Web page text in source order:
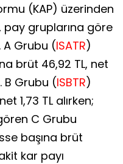
(KAP) üzerinden
gruplarına göre
Grubu (ISATR)
brüt 46,92 TL, net
B Grubu (ISBTR)
1,73 TL alırken;
C Grubu
başına brüt
kar payı